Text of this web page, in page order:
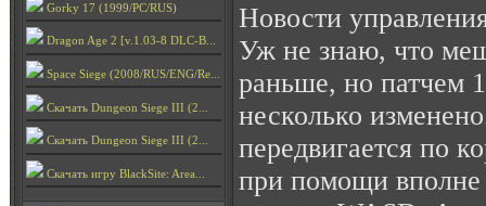
Gorky 17 (1999/PC/RUS)
Dragon Age 2 [v.1.03-8 DLC-B...
Space Siege (2008/RUS/ENG/Re...
Скачать Dungeon Siege III (2...
Скачать Dungeon Siege III (2...
Скачать игру BlackSite: Area...
Новости
Уж не знаю, что
раньше, но патчем
несколько
передвигается по
при помощи